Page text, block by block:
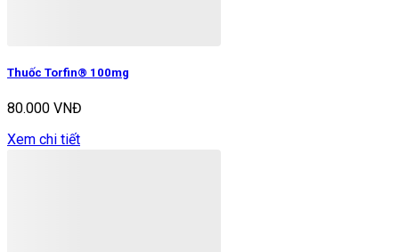
Thuốc Torfin® 100mg
80.000 VNĐ
Xem chi tiết